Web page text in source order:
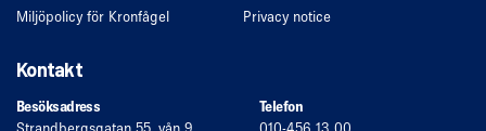
Miljöpolicy för Kronfågel
Privacy notice
Kontakt
Besöksadress
Telefon